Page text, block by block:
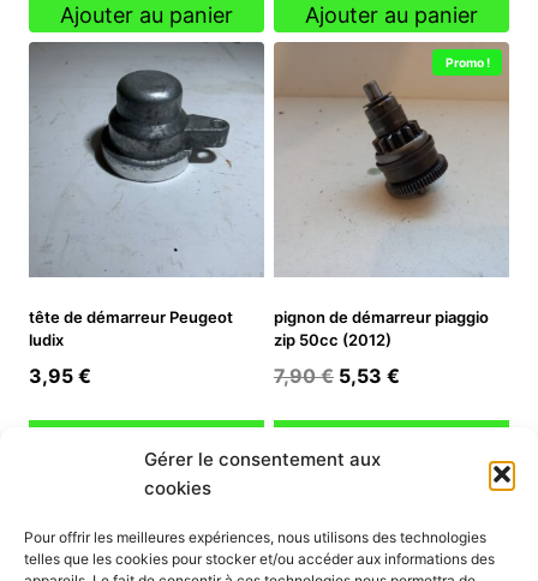
Gérer le consentement aux
cookies
Pour offrir les meilleures expériences, nous utilisons des technologies
telles que les cookies pour stocker et/ou accéder aux informations des
Ajouter au panier Ajouter au panier
tête de démarreur Peugeot
ludix
3,95 €
Promo !
pignon de démarreur piaggio
zip 50cc (2012)
7,90€ Le
initial
était :
5,53 €
actuel
INFORMATION